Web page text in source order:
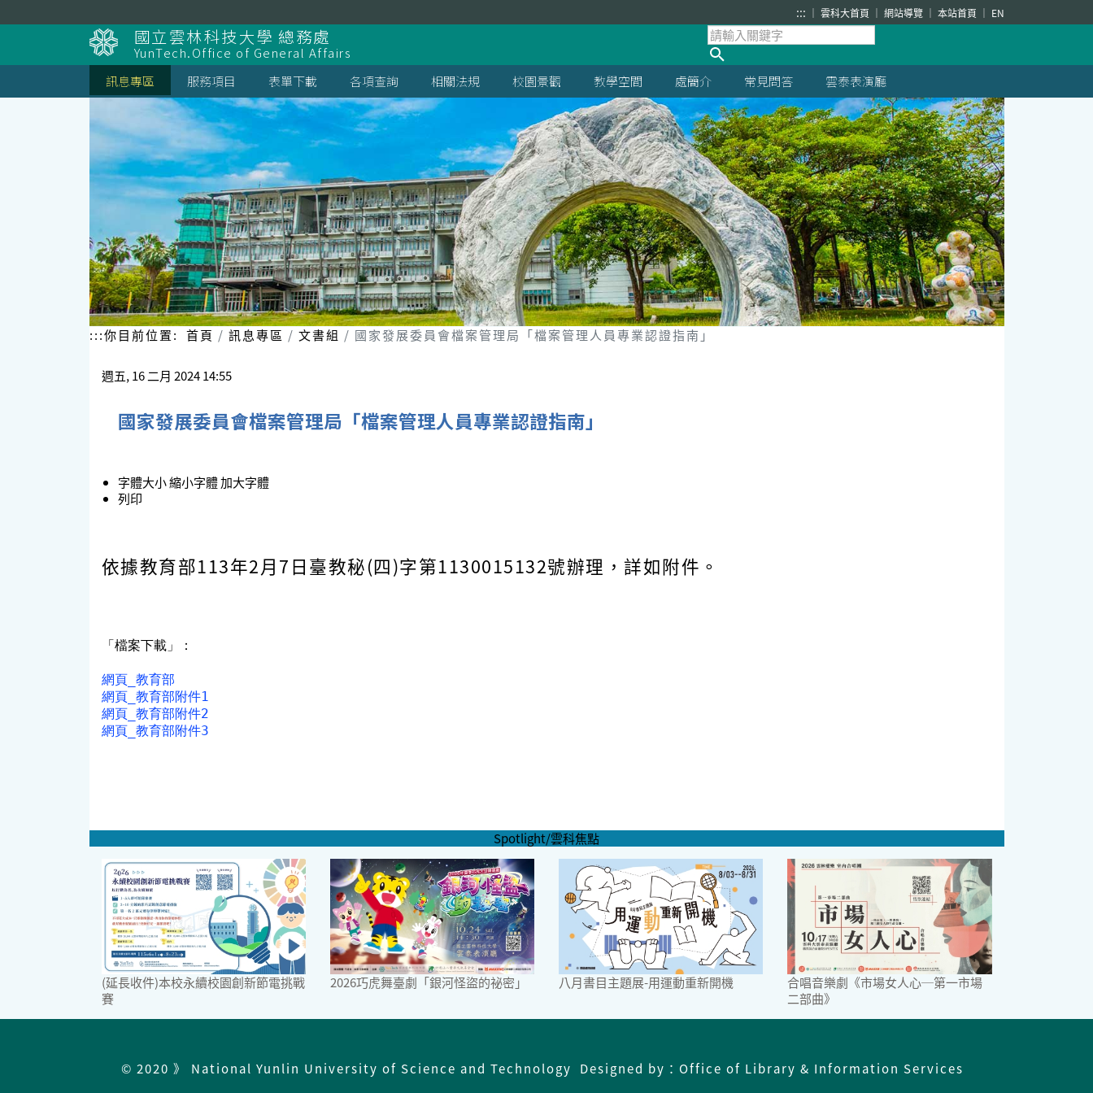
到
主
要
內
容
塊
::: 雲科大首頁 網站導覽 本站首頁 EN
國立雲林科技大學 總務處
YunTech.Office of General Affairs
訊息專區
服務項目 表單下載 各項查詢 相關法規 校園景觀 教學空間 處簡介 常見問答 雲泰表演廳
:::你目前位置: 首頁 訊息專區 文書組 國家發展委員會檔案管理局「檔案管理人員專業認證指南」
週五, 16 二月 2024 14:55
國家發展委員會檔案管理局「檔案管理人員專業認證指南」
字體大小縮小字體加大字體
列印
依據教育部113年2月7日臺教秘(四)字第1130015132號辦理，詳如附件。
「檔案下載」：
網頁_教育部
網頁_教育部附件1
網頁_教育部附件2
網頁_教育部附件3
Spotlight/雲科焦點
(延長收件)本校永續校園創新節電挑戰
賽
2026巧虎舞臺劇「銀河怪盜的祕密」 八月書目主題展-用運動重新開機
合唱音樂劇《市場女人心─第一市場
二部曲》
© 2020 》 National Yunlin University of Science and Technology Designed by：Office of Library & Information Services